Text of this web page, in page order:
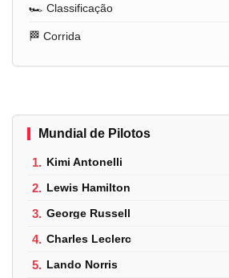
🏎️ Classificação
🏁 Corrida
Mundial de Pilotos
1. Kimi Antonelli
2. Lewis Hamilton
3. George Russell
4. Charles Leclerc
5. Lando Norris